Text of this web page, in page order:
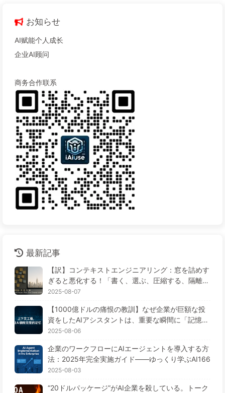
お知らせ
AI赋能个人成长
企业AI顾问
商务合作联系
最新記事
【訳】コンテキストエンジニアリング：窓を詰めす
ぎると悪化する！「書く、選ぶ、圧縮する、隔離す
る」の4ステップで、毒を警戒し、干渉や混乱を防
AI170
2025-08-07
【1000億ドルの痛恨の教訓】なぜ企業が巨額な投
資をしたAIアシスタントは、重要な瞬間に「記憶喪
失」に陥り、競合他社は90%の性能向上を実現する
2025-08-06
企業のワークフローにAIエージェントを導入する方
法：2025年完全実施ガイド——ゆっくり学ぶAI166
2025-08-03
“20ドルパッケージ”がAI企業を殺している。トーク